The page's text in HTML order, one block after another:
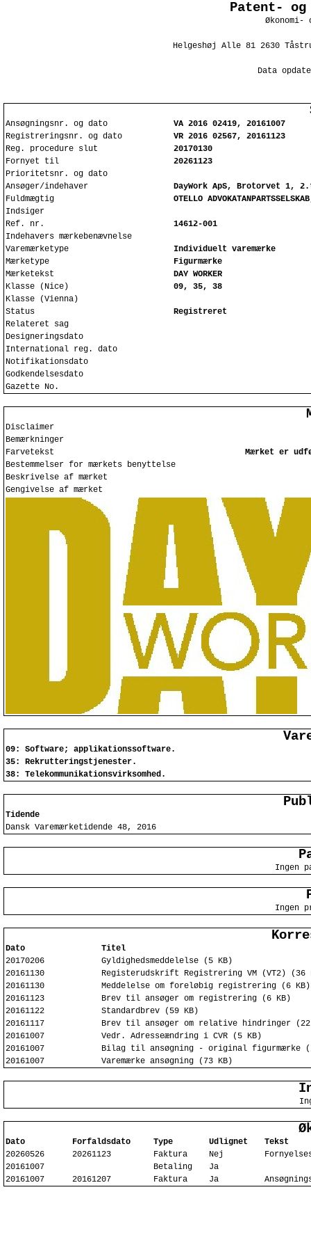
Patent- og
Økonomi-
Helgeshøj Alle 81 2630
Data
Ansøgningsnr. og dato
VA 2016 02419, 20161007
Registreringsnr. og dato
VR 2016 02567, 20161123
Reg. procedure slut
20170130
Fornyet til
20261123
Prioritetsnr. og dato
Ansøger/indehaver
DayWork ApS, Brotorvet 1,
Fuldmægtig
OTELLO
Indsiger
Ref. nr.
14612-001
Indehavers mærkebenævnelse
Varemærketype
Individuelt varemærke
Mærketype
Figurmærke
Mærketekst
DAY WORKER
Klasse (Nice)
09, 35, 38
Klasse (Vienna)
Status
Registreret
Relateret sag
Designeringsdato
International reg. dato
Notifikationsdato
Godkendelsesdato
Gazette No.
Disclaimer
Bemærkninger
Farvetekst
Mærket er
Bestemmelser for mærkets benyttelse
Beskrivelse af mærket
Gengivelse af mærket
09: Software; applikationssoftware.
35: Rekrutteringstjenester.
38: Telekommunikationsvirksomhed.
Tidende
Dansk Varemærketidende 48, 2016
Ingen
Ingen
Dato
Titel
20170206
Gyldighedsmeddelelse (5 KB)
20161130
Registerudskrift Registrering VM (VT2) (36
20161130
Meddelelse om foreløbig registrering (6 KB)
20161123
Brev til ansøger om registrering (6 KB)
20161122
Standardbrev (59 KB)
20161117
Brev til ansøger om relative hindringer (22
20161007
Vedr. Adresseændring i CVR (5 KB)
20161007
Bilag til ansøgning - original figurmærke
20161007
Varemærke ansøgning (73 KB)
Dato Forfaldsdato Type Udlignet
Tekst
20260526
20261123 Faktura Nej
20161007
Betaling
Ja
20161007
20161207 Faktura Ja